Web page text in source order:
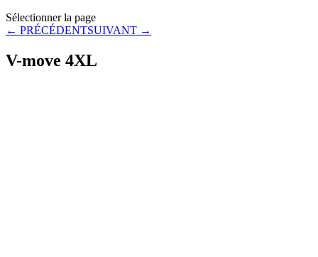
Sélectionner la page
← PRÉCÉDENTSUIVANT →
V-move 4XL